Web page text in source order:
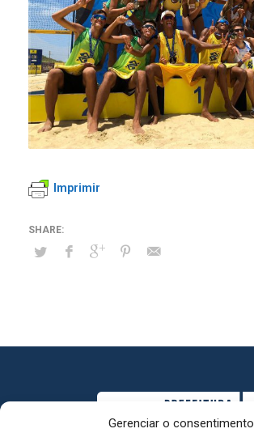
Gerenciar o consentimento
Imprimir